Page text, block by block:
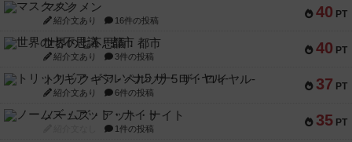
40 PT
マスクメン
紹介文あり 16件の投稿
40 PT
世界の七不思議：都市
紹介文あり 3件の投稿
37 PT
トリックギア - ペルソナ5 ザ・ロイヤル-
紹介文あり 6件の投稿
35 PT
ノームズ・アット・ナイト
1件の投稿